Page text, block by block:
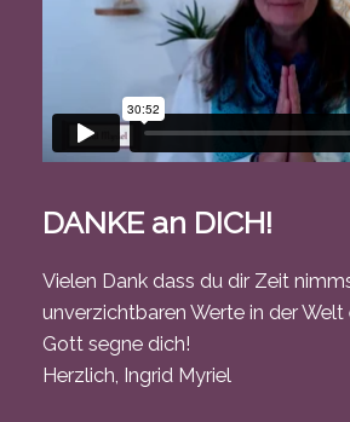
DANKE an DICH!
Vielen Dank dass du dir Zeit
unverzichtbaren Werte in der Welt
Gott segne dich!
Herzlich, Ingrid Myriel